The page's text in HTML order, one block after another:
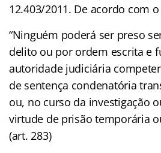
12.403/2011. De acordo com
“Ninguém poderá ser preso
delito ou por ordem escrita e
autoridade judiciária
de sentença condenatória
ou, no curso da investigação
virtude de prisão temporária
(art. 283)